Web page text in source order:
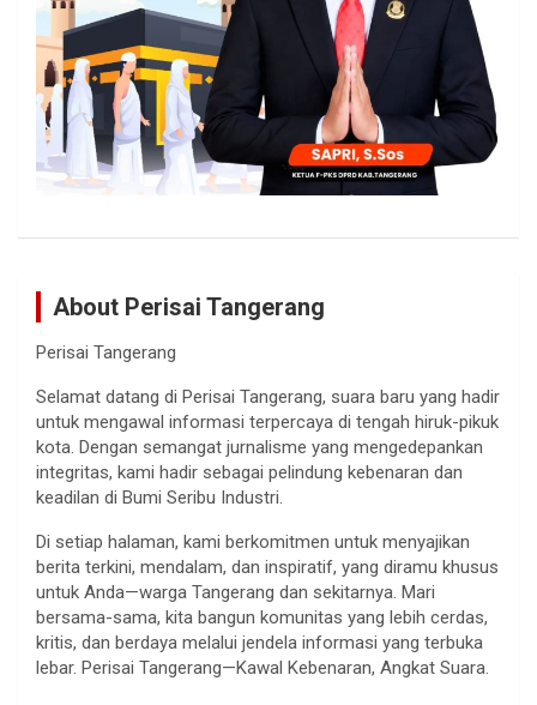
About Perisai Tangerang
Perisai Tangerang
Selamat datang di Perisai Tangerang, suara baru yang hadir
untuk mengawal informasi terpercaya di tengah hiruk-pikuk
kota. Dengan semangat jurnalisme yang mengedepankan
integritas, kami hadir sebagai pelindung kebenaran dan
keadilan di Bumi Seribu Industri.
Di setiap halaman, kami berkomitmen untuk menyajikan
berita terkini, mendalam, dan inspiratif, yang diramu khusus
untuk Anda—warga Tangerang dan sekitarnya. Mari
bersama-sama, kita bangun komunitas yang lebih cerdas,
kritis, dan berdaya melalui jendela informasi yang terbuka
lebar. Perisai Tangerang—Kawal Kebenaran, Angkat Suara.